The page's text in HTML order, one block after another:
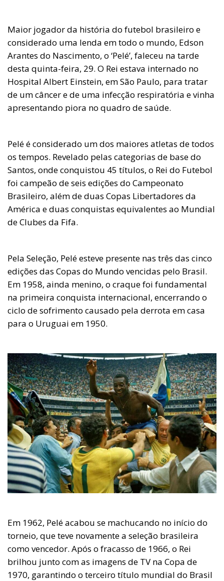
Maior jogador da história do futebol brasileiro e
considerado uma lenda em todo o mundo, Edson
Arantes do Nascimento, o ‘Pelé’, faleceu na tarde
desta quinta-feira, 29. O Rei estava internado no
Hospital Albert Einstein, em São Paulo, para tratar
de um câncer e de uma infecção respiratória e vinha
apresentando piora no quadro de saúde.
Pelé é considerado um dos maiores atletas de todos
os tempos. Revelado pelas categorias de base do
Santos, onde conquistou 45 títulos, o Rei do Futebol
foi campeão de seis edições do Campeonato
Brasileiro, além de duas Copas Libertadores da
América e duas conquistas equivalentes ao Mundial
de Clubes da Fifa.
Pela Seleção, Pelé esteve presente nas três das cinco
edições das Copas do Mundo vencidas pelo Brasil.
Em 1958, ainda menino, o craque foi fundamental
na primeira conquista internacional, encerrando o
ciclo de sofrimento causado pela derrota em casa
para o Uruguai em 1950.
Em 1962, Pelé acabou se machucando no início do
torneio, que teve novamente a seleção brasileira
como vencedor. Após o fracasso de 1966, o Rei
brilhou junto com as imagens de TV na Copa de
1970, garantindo o terceiro título mundial do Brasil